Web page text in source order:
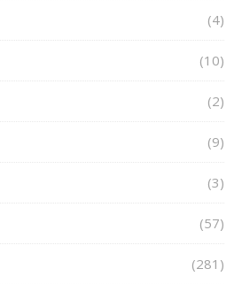
(4)
(10)
(2)
(9)
(3)
(57)
(281)